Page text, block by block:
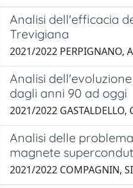
Analisi dell'efficacia
Trevigiana
2021/2022 PERPIGNANO,
Analisi
dagli anni 90 ad oggi
2021/2022 GASTALDELLO,
Analisi delle
magnete
2021/2022 COMPAGNIN,